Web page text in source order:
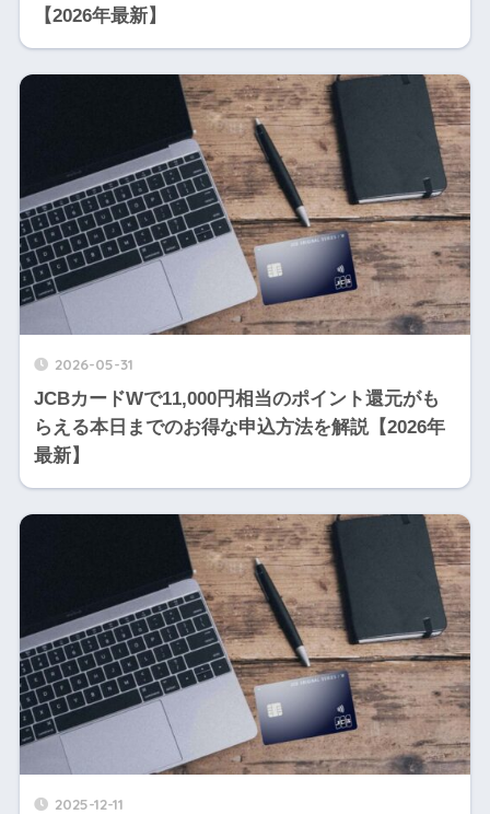
【2026年最新】
2026-05-31
JCBカードWで11,000円相当のポイント還元がも
らえる本日までのお得な申込方法を解説【2026年
最新】
2025-12-11